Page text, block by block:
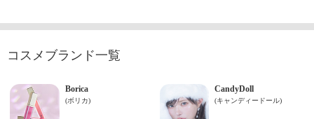
コスメブランド一覧